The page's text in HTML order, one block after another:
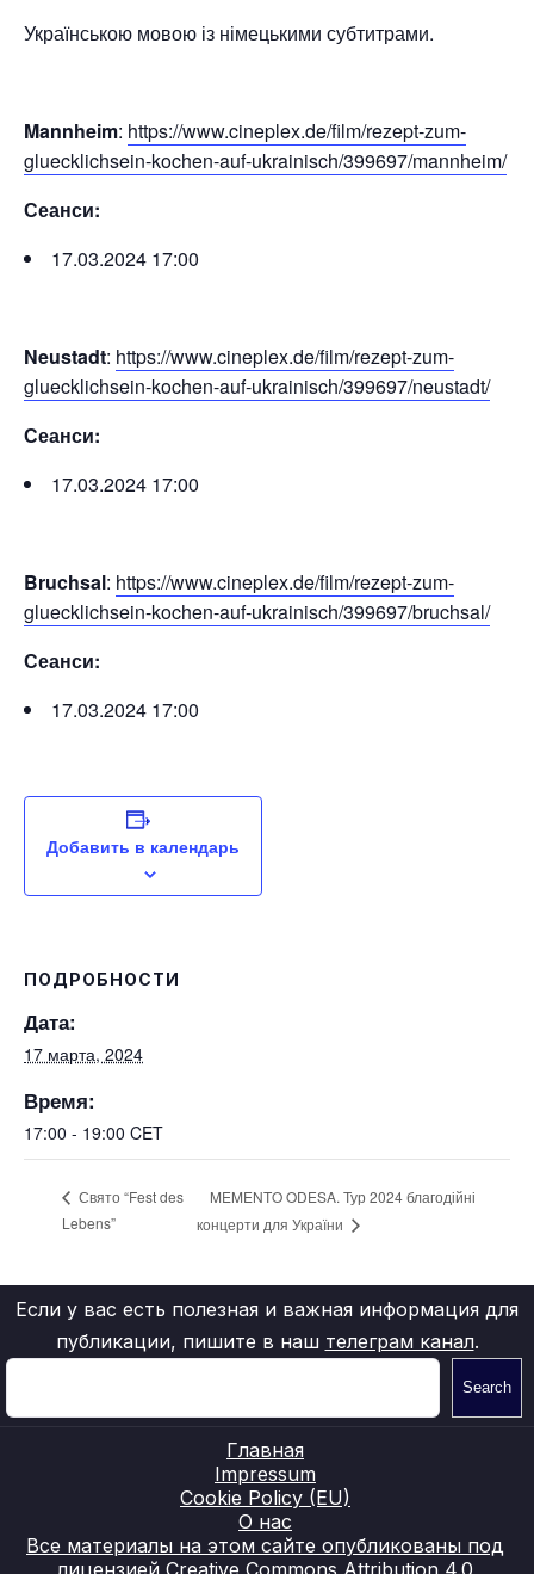
Українською мовою із німецькими субтитрами.
Mannheim: https://www.cineplex.de/film/rezept-zum-
gluecklichsein-kochen-auf-ukrainisch/399697/mannheim/
Сеанси:
17.03.2024 17:00
Neustadt: https://www.cineplex.de/film/rezept-zum-
gluecklichsein-kochen-auf-ukrainisch/399697/neustadt/
Сеанси:
17.03.2024 17:00
Bruchsal: https://www.cineplex.de/film/rezept-zum-
gluecklichsein-kochen-auf-ukrainisch/399697/bruchsal/
Сеанси:
17.03.2024 17:00
Добавить в календарь
ПОДРОБНОСТИ
Дата:
17 марта, 2024
Время:
17:00 - 19:00 CET
Свято “Fest des
Lebens”
MEMENTO ODESA. Тур 2024 благодійні
концерти для України
Если у вас есть полезная и важная информация для
публикации, пишите в наш телеграм канал.
Search
Главная
Impressum
Cookie Policy (EU)
О нас
Все материалы на этом сайте опубликованы под
лицензией Creative Commons Attribution 4.0